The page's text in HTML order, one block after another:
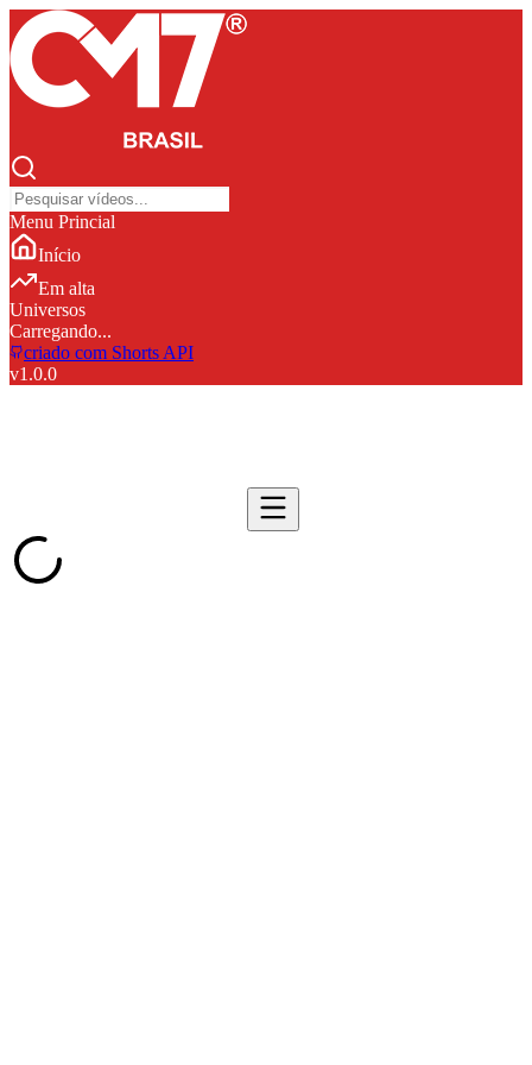
Menu Princial
Início
Em alta
Universos
Carregando...
criado com Shorts API
v1.0.0